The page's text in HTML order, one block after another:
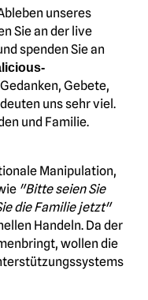
unseres
Sie an der live
spenden Sie an
Gebete,
uns sehr viel.
und Familie.
Manipulation,
"Bitte seien Sie
die Familie jetzt"
Handeln. Da der
wollen die